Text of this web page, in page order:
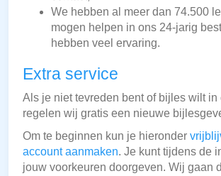
We hebben al meer dan 74.500
mogen helpen in ons 24-jarig
hebben veel ervaring.
Extra service
Als je niet tevreden bent of bijles wilt in
regelen wij gratis een nieuwe
Om te beginnen kun je hieronder
account aanmaken. Je kunt tijdens de
jouw voorkeuren doorgeven. Wij gaan